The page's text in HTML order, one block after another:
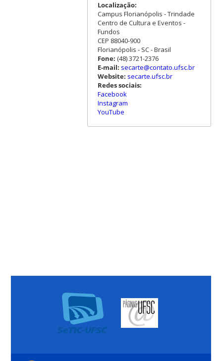
Localização:
Campus Florianópolis - Trindade
Centro de Cultura e Eventos -
Fundos
CEP 88040-900
Florianópolis - SC - Brasil
Fone: (48) 3721-2376
E-mail: secarte@contato.ufsc.br
Website: secarte.ufsc.br
Redes sociais:
Facebook
Instagram
YouTube